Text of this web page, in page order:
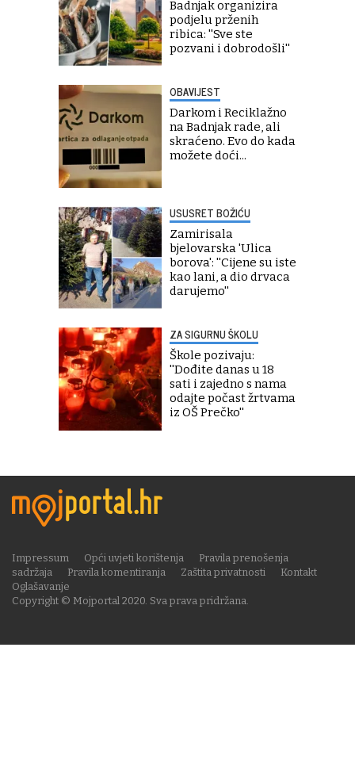
Badnjak organizira
podjelu prženih
ribica: ''Sve ste
pozvani i dobrodošli''
OBAVIJEST
Darkom i Reciklažno
na Badnjak rade, ali
skraćeno. Evo do kada
možete doći...
USUSRET BOŽIĆU
Zamirisala
bjelovarska 'Ulica
borova': ''Cijene su iste
kao lani, a dio drvaca
darujemo''
ZA SIGURNU ŠKOLU
Škole pozivaju:
''Dođite danas u 18
sati i zajedno s nama
odajte počast žrtvama
iz OŠ Prečko''
Copyright © Mojportal 2020. Sva prava pridržana.
Impressum Opći uvjeti korištenja
Pravila prenošenja
sadržaja
Pravila komentiranja Zaštita privatnosti
Kontakt
Oglašavanje